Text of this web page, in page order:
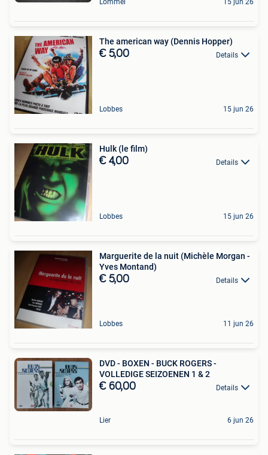
Lommel 15 jun 26
The american way (Dennis Hopper)
€ 5,00 Details
Lobbes 15 jun 26
Hulk (le film)
€ 4,00 Details
Lobbes 15 jun 26
Marguerite de la nuit (Michèle Morgan -
Yves Montand)
€ 5,00 Details
Lobbes 11 jun 26
DVD - BOXEN - BUCK ROGERS -
VOLLEDIGE SEIZOENEN 1 & 2
€ 60,00 Details
Lier 6 jun 26